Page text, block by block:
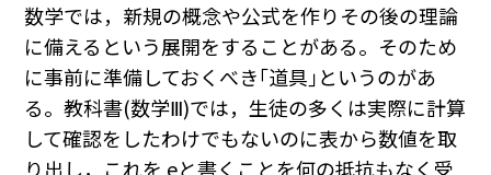
数学では，新規の概念や公式を作りその後の理論
に備えるという展開をすることがある。そのため
に事前に準備しておくべき｢道具｣というのがあ
る。教科書(数学Ⅲ)では，生徒の多くは実際に計算
して確認をしたわけでもないのに表から数値を取
り出し，これを eと書くことを何の抵抗もなく受